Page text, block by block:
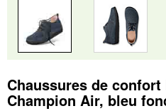
Chaussures de
Champion Air, bleu